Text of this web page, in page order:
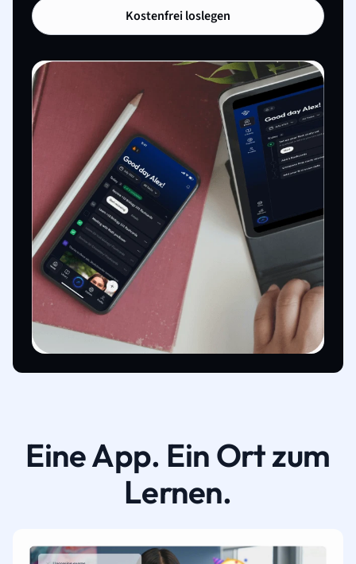
Kostenfrei loslegen
Eine App. Ein Ort zum
Lernen.